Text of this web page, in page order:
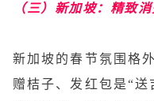
（三）新加坡：精致
新加坡的春节氛围格
赠桔子、发红包是“